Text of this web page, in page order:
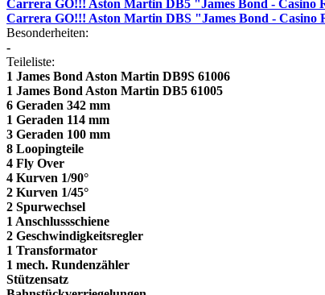
Carrera GO!!! Aston Martin DB5 "James Bond - Casino
Carrera GO!!! Aston Martin DBS "James Bond - Casino
Besonderheiten:
-
Teileliste:
1 James Bond Aston Martin DB9S 61006
1 James Bond Aston Martin DB5 61005
6 Geraden 342 mm
1 Geraden 114 mm
3 Geraden 100 mm
8 Loopingteile
4 Fly Over
4 Kurven 1/90°
2 Kurven 1/45°
2 Spurwechsel
1 Anschlussschiene
2 Geschwindigkeitsregler
1 Transformator
1 mech. Rundenzähler
Stützensatz